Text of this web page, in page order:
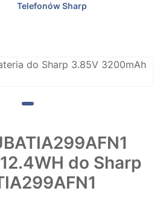
Telefonów Sharp
do Sharp